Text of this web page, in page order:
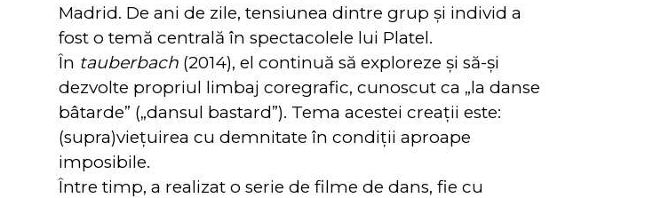
Madrid. De ani de zile, tensiunea dintre grup și individ a
fost o temă centrală în spectacolele lui Platel.
În tauberbach (2014), el continuă să exploreze și să-și
dezvolte propriul limbaj coregrafic, cunoscut ca „la danse
bâtarde” („dansul bastard”). Tema acestei creații este:
(supra)viețuirea cu demnitate în condiții aproape
imposibile.
Între timp, a realizat o serie de filme de dans, fie cu